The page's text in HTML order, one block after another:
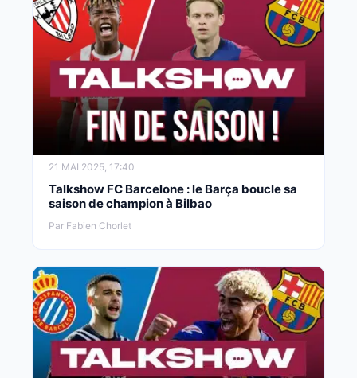
21 MAI 2025, 17:40
Talkshow FC Barcelone : le Barça boucle sa
saison de champion à Bilbao
Par Fabien Chorlet